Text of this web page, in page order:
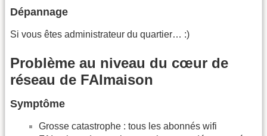
Dépannage
Si vous êtes administrateur du quartier… :)
Problème au niveau du cœur de
réseau de FAImaison
Symptôme
Grosse catastrophe : tous les abonnés wifi